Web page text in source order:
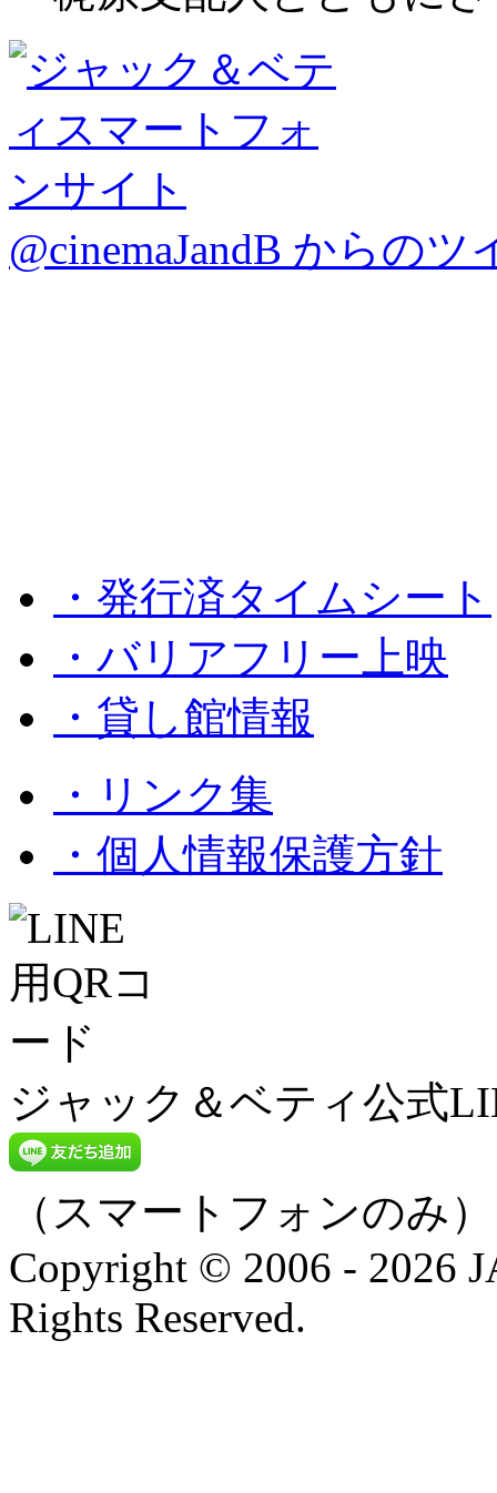
@cinemaJandB からのツ
・発行済タイムシート
・バリアフリー上映
・貸し館情報
・リンク集
・個人情報保護方針
ジャック＆ベティ公式
（スマートフォンのみ）
Copyright © 2006 - 2026
Rights Reserved.